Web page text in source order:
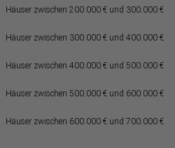
Häuser zwischen 200.000 € und 300.000 €
Häuser zwischen 300.000 € und 400.000 €
Häuser zwischen 400.000 € und 500.000 €
Häuser zwischen 500.000 € und 600.000 €
Häuser zwischen 600.000 € und 700.000 €